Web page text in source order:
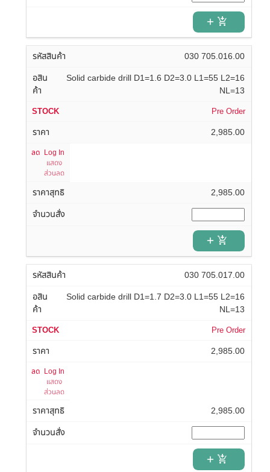
add_shopping_cart
030 705.016.00
Solid carbide drill D1=1.6 D2=3.0 L1=55 L2=16
NL=13
Pre Order
2,985.00
Log In
แสดง
ส่วนลด
2,985.00
add_shopping_cart
030 705.017.00
Solid carbide drill D1=1.7 D2=3.0 L1=55 L2=16
NL=13
Pre Order
2,985.00
Log In
แสดง
ส่วนลด
2,985.00
add_shopping_cart